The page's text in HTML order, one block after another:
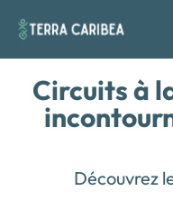
Circuits à
Découvrez